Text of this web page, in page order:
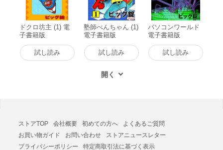
ドクロ坊主 (1) 電
子書籍版
試し読み
塾師べんちゃん (1)
電子書籍版
試し読み
パソコンワールド
電子書籍版
試し読み
ストアTOP 会社概要 初めての方へ
よくあるご質問
お買い物ガイド
お問い合わせ
ストアニュースレター
プライバシーポリシー
特定商取引法に基づく表示